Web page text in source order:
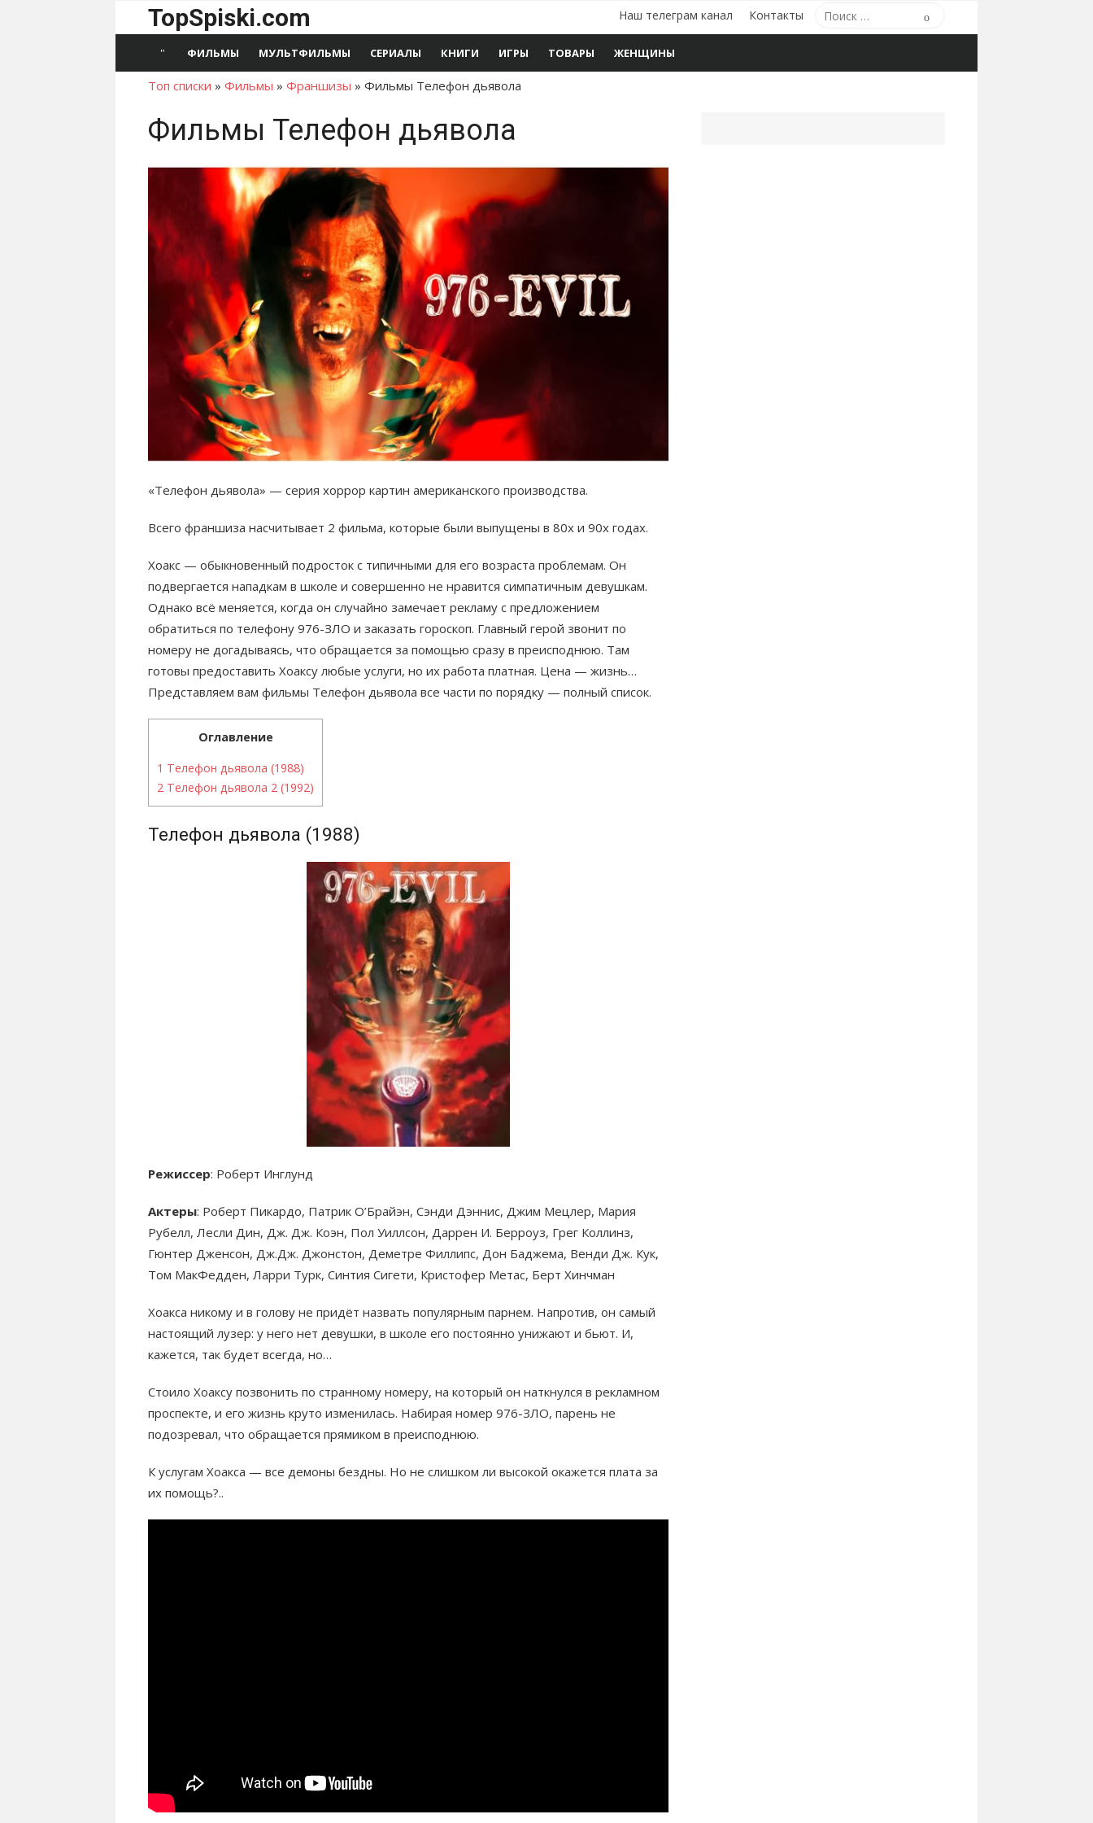
TopSpiski.com
Поиск
по:
Наш телеграм канал Контакты
ФИЛЬМЫ МУЛЬТФИЛЬМЫ СЕРИАЛЫ КНИГИ ИГРЫ ТОВАРЫ ЖЕНЩИНЫ
Топ списки » Фильмы » Франшизы » Фильмы Телефон дьявола
Фильмы Телефон дьявола
«Телефон дьявола» — серия хоррор картин американского производства.
Всего франшиза насчитывает 2 фильма, которые были выпущены в 80х и 90х годах.
Хоакс — обыкновенный подросток с типичными для его возраста проблемам. Он
подвергается нападкам в школе и совершенно не нравится симпатичным девушкам.
Однако всё меняется, когда он случайно замечает рекламу с предложением
обратиться по телефону 976-ЗЛО и заказать гороскоп. Главный герой звонит по
номеру не догадываясь, что обращается за помощью сразу в преисподнюю. Там
готовы предоставить Хоаксу любые услуги, но их работа платная. Цена — жизнь…
Представляем вам фильмы Телефон дьявола все части по порядку — полный список.
Оглавление
1 Телефон дьявола (1988)
2 Телефон дьявола 2 (1992)
Телефон дьявола (1988)
Режиссер: Роберт Инглунд
Актеры: Роберт Пикардо, Патрик О’Брайэн, Сэнди Дэннис, Джим Мецлер, Мария
Рубелл, Лесли Дин, Дж. Дж. Коэн, Пол Уиллсон, Даррен И. Берроуз, Грег Коллинз,
Гюнтер Дженсон, Дж.Дж. Джонстон, Деметре Филлипс, Дон Баджема, Венди Дж. Кук,
Том МакФедден, Ларри Турк, Синтия Сигети, Кристофер Метас, Берт Хинчман
Хоакса никому и в голову не придёт назвать популярным парнем. Напротив, он самый
настоящий лузер: у него нет девушки, в школе его постоянно унижают и бьют. И,
кажется, так будет всегда, но…
Стоило Хоаксу позвонить по странному номеру, на который он наткнулся в рекламном
проспекте, и его жизнь круто изменилась. Набирая номер 976-ЗЛО, парень не
подозревал, что обращается прямиком в преисподнюю.
К услугам Хоакса — все демоны бездны. Но не слишком ли высокой окажется плата за
их помощь?..